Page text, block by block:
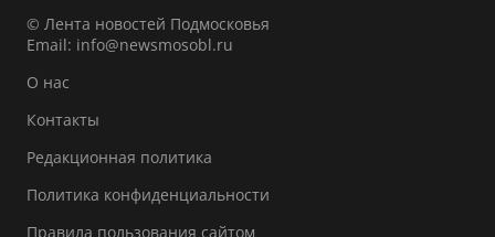
© Лента новостей Подмосковья
Email: info@newsmosobl.ru
О нас
Контакты
Редакционная политика
Политика конфиденциальности
Правила пользования сайтом